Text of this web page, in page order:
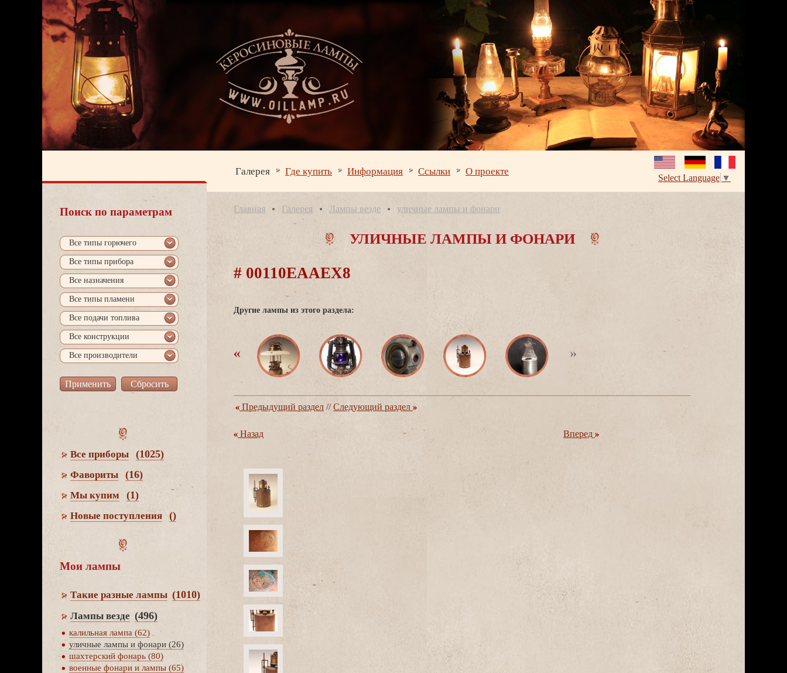
Галерея Где купить Информация Ссылки О проекте
Select Language ▼
Поиск по параметрам
се типы горючего
се типы прибора
се назначения
се типы пламени
се подачи топлива
се конструкции
се производители
се приборы (1025)
Фавориты (16)
Мы купим (1)
Новые поступления ()
Мои лампы
Такие разные лампы (1010)
Лампы везде (496)
калильная лампа (62)
уличные лампы и фонари (26)
шахтерский фонарь (80)
оенные фонари и лампы (65)
Главная Галерея Лампы везде уличные лампы и фонари
УЛИЧНЫЕ ЛАМПЫ И ФОНАРИ
# 00110EAAEX8
Другие лампы из этого раздела:
Предыдущий раздел //Следующий раздел
Назад перед